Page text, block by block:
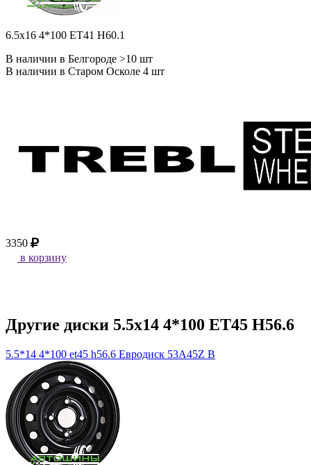
6.5x16 4*100 ET41 H60.1
В наличии в Белгороде >10 шт
В наличии в Старом Осколе 4 шт
3350
в корзину
Другие диски 5.5x14 4*100 ET45 H56.6
5.5*14 4*100 et45 h56.6 Евродиск 53A45Z B